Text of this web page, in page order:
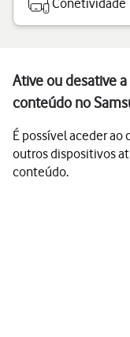
Conetividade
Ative ou desative
conteúdo no
É possível aceder
outros dispositivos
conteúdo.